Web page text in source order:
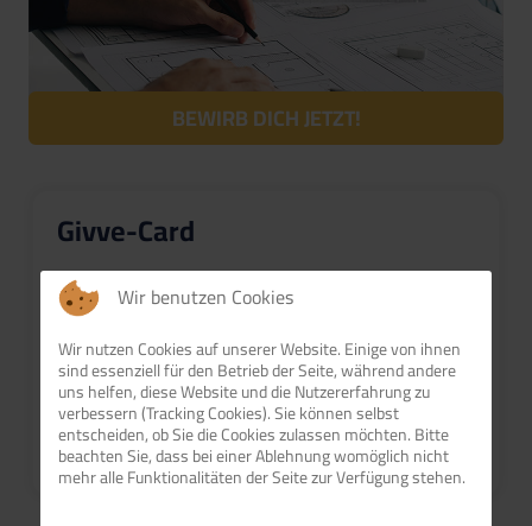
BEWIRB DICH JETZT!
Givve-Card
Die „Givve Card“ kann für viele verschiedene
Mitarbeiterbenefits eingesetzt und flexibel an
deine individuellen Anforderungen angepasst
werden. Der Betrag wird monatlich auf die
Karte gutgeschrieben und du kannst flexibel
darüber verfügen.
Wir benutzen Cookies
Wir nutzen Cookies auf unserer Website. Einige von ihnen
sind essenziell für den Betrieb der Seite, während andere
uns helfen, diese Website und die Nutzererfahrung zu
verbessern (Tracking Cookies). Sie können selbst
entscheiden, ob Sie die Cookies zulassen möchten. Bitte
beachten Sie, dass bei einer Ablehnung womöglich nicht
mehr alle Funktionalitäten der Seite zur Verfügung stehen.